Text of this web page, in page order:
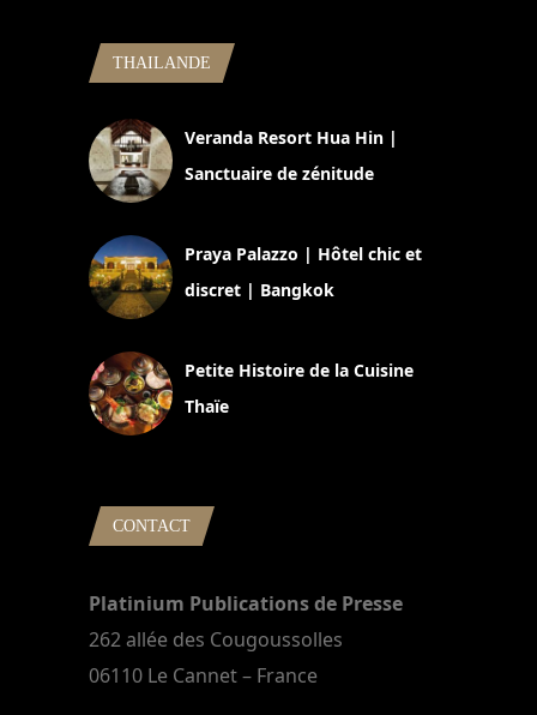
THAILANDE
Veranda Resort Hua Hin |
Sanctuaire de zénitude
Praya Palazzo | Hôtel chic et
discret | Bangkok
Petite Histoire de la Cuisine
Thaïe
CONTACT
Platinium Publications de Presse
262 allée des Cougoussolles
06110 Le Cannet – France